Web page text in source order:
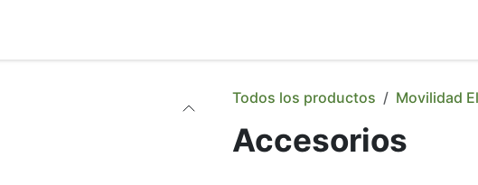
Todos los productos Movilidad
Accesorios